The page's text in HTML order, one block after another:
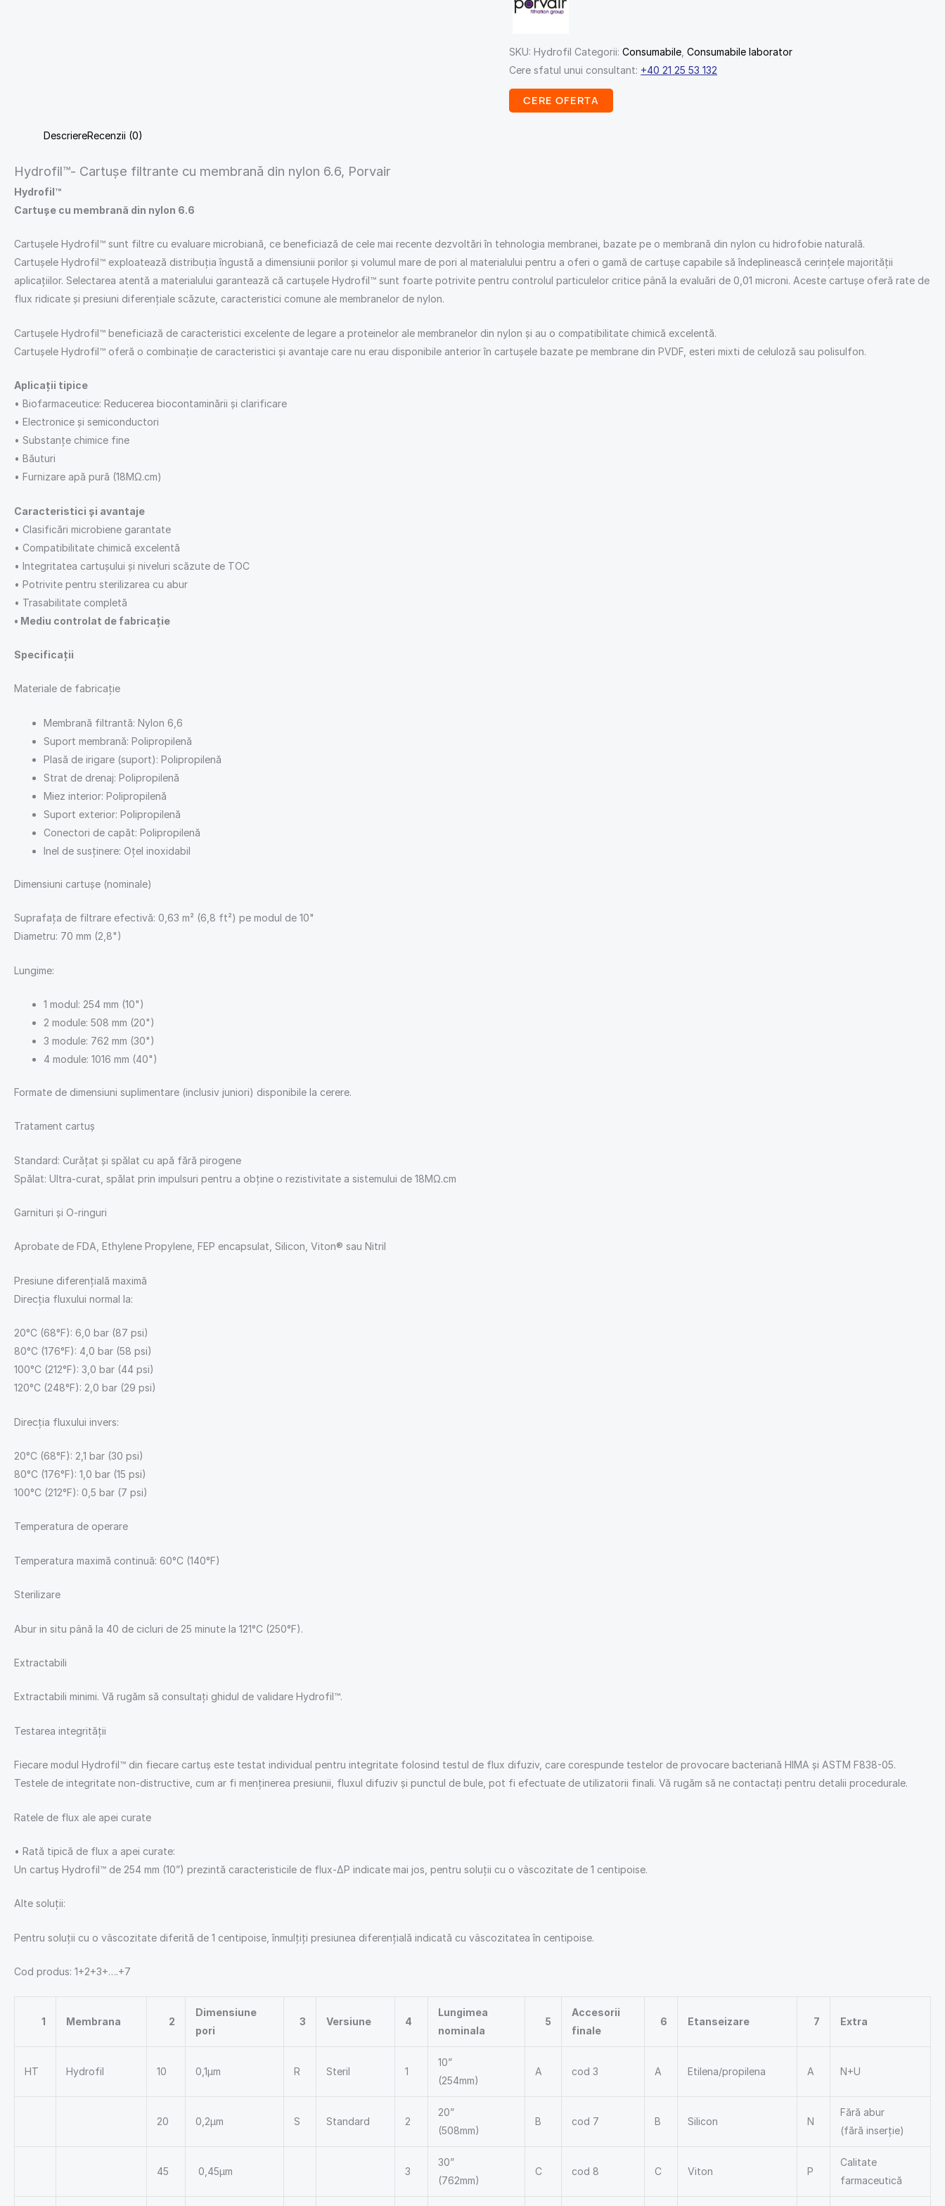
SKU:Hydrofil Categorii:Consumabile ,Consumabile laborator
Cere sfatul unui consultant: +40 21 25 53 132
CERE OFERTA
DescriereRecenzii (0)
Hydrofil™- Cartușe filtrante cu membrană din nylon 6.6, Porvair
Hydrofil™
Cartușe cu membrană din nylon 6.6
Cartușele Hydrofil™ sunt filtre cu evaluare microbiană, ce beneficiază de cele mai recente dezvoltări în tehnologia membranei, bazate pe o membrană din nylon cu hidrofobie naturală.
Cartușele Hydrofil™ exploatează distribuția îngustă a dimensiunii porilor și volumul mare de pori al materialului pentru a oferi o gamă de cartușe capabile să îndeplinească cerințele majorității
aplicațiilor. Selectarea atentă a materialului garantează că cartușele Hydrofil™ sunt foarte potrivite pentru controlul particulelor critice până la evaluări de 0,01 microni. Aceste cartușe oferă rate de
flux ridicate și presiuni diferențiale scăzute, caracteristici comune ale membranelor de nylon.
Cartușele Hydrofil™ beneficiază de caracteristici excelente de legare a proteinelor ale membranelor din nylon și au o compatibilitate chimică excelentă.
Cartușele Hydrofil™ oferă o combinație de caracteristici și avantaje care nu erau disponibile anterior în cartușele bazate pe membrane din PVDF, esteri mixti de celuloză sau polisulfon.
Aplicații tipice
• Biofarmaceutice: Reducerea biocontaminării și clarificare
• Electronice și semiconductori
• Substanțe chimice fine
• Băuturi
• Furnizare apă pură (18MΩ.cm)
Caracteristici și avantaje
• Clasificări microbiene garantate
• Compatibilitate chimică excelentă
• Integritatea cartușului și niveluri scăzute de TOC
• Potrivite pentru sterilizarea cu abur
• Trasabilitate completă
• Mediu controlat de fabricație
Specificații
Materiale de fabricație
Membrană filtrantă: Nylon 6,6
Suport membrană: Polipropilenă
Plasă de irigare (suport): Polipropilenă
Strat de drenaj: Polipropilenă
Miez interior: Polipropilenă
Suport exterior: Polipropilenă
Conectori de capăt: Polipropilenă
Inel de susținere: Oțel inoxidabil
Dimensiuni cartușe (nominale)
Suprafața de filtrare efectivă: 0,63 m² (6,8 ft²) pe modul de 10"
Diametru: 70 mm (2,8")
Lungime:
1 modul: 254 mm (10")
2 module: 508 mm (20")
3 module: 762 mm (30")
4 module: 1016 mm (40")
Formate de dimensiuni suplimentare (inclusiv juniori) disponibile la cerere.
Tratament cartuș
Standard: Curățat și spălat cu apă fără pirogene
Spălat: Ultra-curat, spălat prin impulsuri pentru a obține o rezistivitate a sistemului de 18MΩ.cm
Garnituri și O-ringuri
Aprobate de FDA, Ethylene Propylene, FEP encapsulat, Silicon, Viton® sau Nitril
Presiune diferențială maximă
Direcția fluxului normal la:
20°C (68°F): 6,0 bar (87 psi)
80°C (176°F): 4,0 bar (58 psi)
100°C (212°F): 3,0 bar (44 psi)
120°C (248°F): 2,0 bar (29 psi)
Direcția fluxului invers:
20°C (68°F): 2,1 bar (30 psi)
80°C (176°F): 1,0 bar (15 psi)
100°C (212°F): 0,5 bar (7 psi)
Temperatura de operare
Temperatura maximă continuă: 60°C (140°F)
Sterilizare
Abur in situ până la 40 de cicluri de 25 minute la 121°C (250°F).
Extractabili
Extractabili minimi. Vă rugăm să consultați ghidul de validare Hydrofil™.
Testarea integrității
Fiecare modul Hydrofil™ din fiecare cartuș este testat individual pentru integritate folosind testul de flux difuziv, care corespunde testelor de provocare bacteriană HIMA și ASTM F838-05.
Testele de integritate non-distructive, cum ar fi menținerea presiunii, fluxul difuziv și punctul de bule, pot fi efectuate de utilizatorii finali. Vă rugăm să ne contactați pentru detalii procedurale.
Ratele de flux ale apei curate
• Rată tipică de flux a apei curate:
Un cartuș Hydrofil™ de 254 mm (10”) prezintă caracteristicile de flux-ΔP indicate mai jos, pentru soluții cu o vâscozitate de 1 centipoise.
Alte soluții:
Pentru soluții cu o vâscozitate diferită de 1 centipoise, înmulțiți presiunea diferențială indicată cu vâscozitatea în centipoise.
Cod produs: 1+2+3+….+7
1 Membrana 2
Dimensiune
pori
3 Versiune 4
Lungimea
nominala
5
Accesorii
finale
6 Etanseizare 7 Extra
HT Hydrofil 10 0,1μm R Steril 1
10”
(254mm)
A cod 3 A Etilena/propilena A N+U
20 0,2μm S Standard 2
20”
(508mm)
B cod 7 B Silicon N
Fără abur
(fără inserție)
45 0,45μm 3
30”
(762mm)
C cod 8 C Viton P
Calitate
farmaceutică